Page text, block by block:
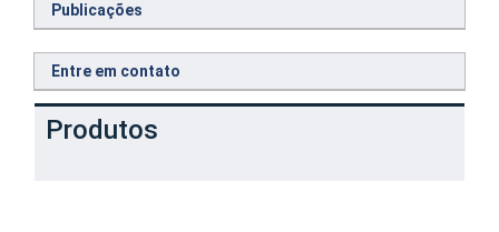
Publicações
Entre em contato
Produtos